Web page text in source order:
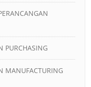
PURCHASING
MANUFACTURING